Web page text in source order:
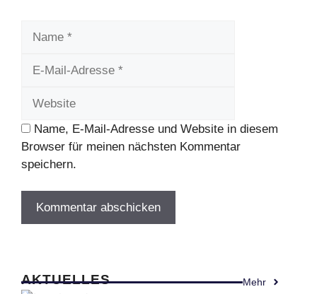
Name, E-Mail-Adresse und Website in diesem
Browser für meinen nächsten Kommentar
speichern.
AKTUELLES Mehr